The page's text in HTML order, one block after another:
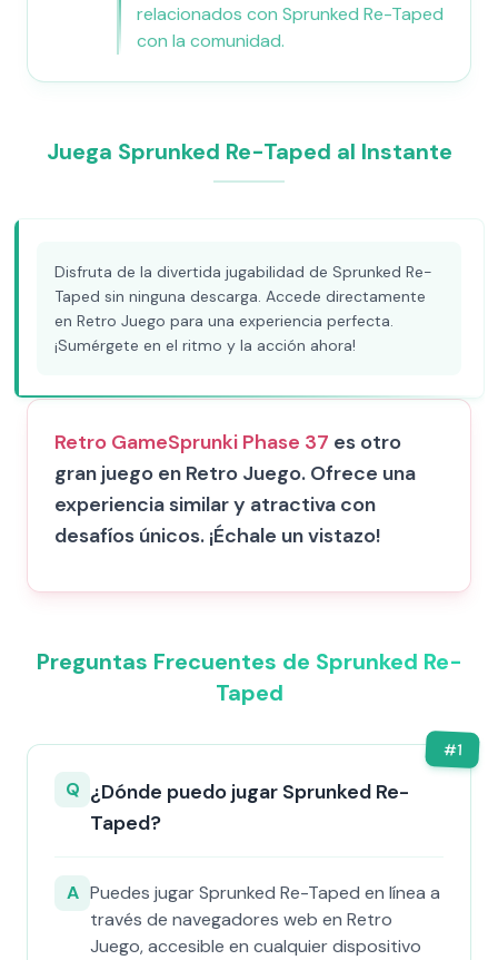
relacionados con Sprunked Re-Taped
con la comunidad.
Juega Sprunked Re-Taped al Instante
Disfruta de la divertida jugabilidad de Sprunked Re-
Taped sin ninguna descarga. Accede directamente
en Retro Juego para una experiencia perfecta.
¡Sumérgete en el ritmo y la acción ahora!
Retro GameSprunki Phase 37 es otro
gran juego en Retro Juego. Ofrece una
experiencia similar y atractiva con
desafíos únicos. ¡Échale un vistazo!
Preguntas Frecuentes de Sprunked Re-
Taped
#1
Q ¿Dónde puedo jugar Sprunked Re-
Taped?
A Puedes jugar Sprunked Re-Taped en línea a
través de navegadores web en Retro
Juego, accesible en cualquier dispositivo